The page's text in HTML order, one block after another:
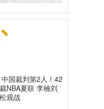
国裁判第2人！42
NBA夏联 李楠刘
观战